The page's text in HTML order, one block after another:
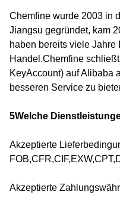
Chemfine wurde 2003 in
Jiangsu gegründet, kam
haben bereits viele Jahre
Handel.Chemfine
KeyAccount) auf Alibaba
besseren Service zu
5Welche
Akzeptierte
Akzeptierte